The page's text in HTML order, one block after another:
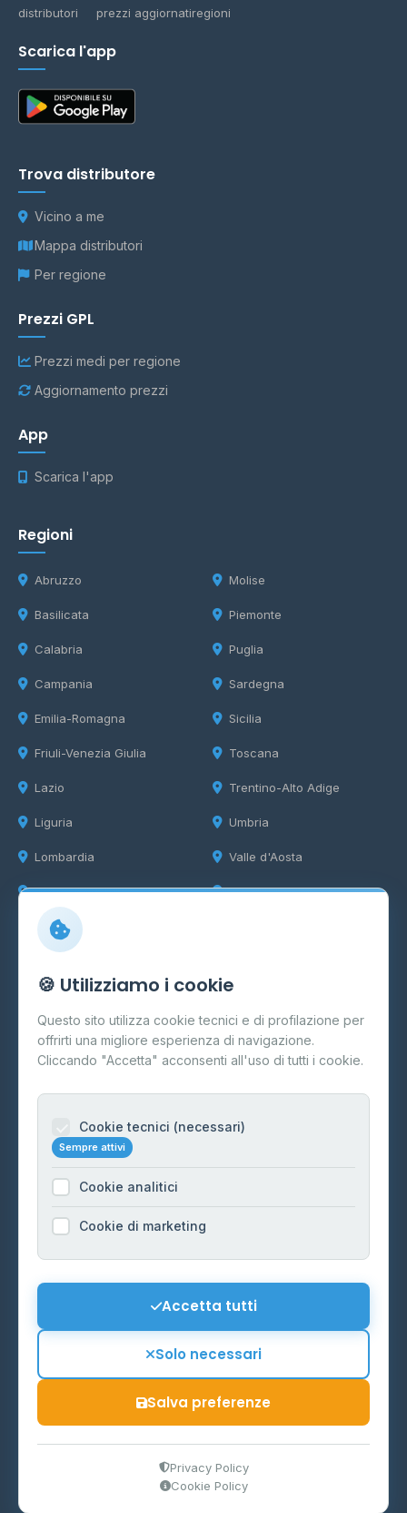
distributori prezzi aggiornatiregioni
Scarica l'app
Trova distributore
Vicino a me
Mappa distributori
Per regione
Prezzi GPL
Prezzi medi per regione
Aggiornamento prezzi
App
Scarica l'app
Regioni
Abruzzo
Basilicata
Calabria
Campania
Emilia-Romagna
Friuli-Venezia Giulia
Lazio
Liguria
Lombardia
Marche
Molise
Piemonte
Puglia
Sardegna
Sicilia
Toscana
Trentino-Alto Adige
Umbria
Valle d'Aosta
Veneto
Info
Cos'è il GPL
FAQ
Contatti
Informazioni legali
Cookie Policy
Preferenze Cookie
Mappa del sito
P.IVA 03859300364
Ministero delle Imprese e del Made in Italy
🍪 Utilizziamo i cookie
Questo sito utilizza cookie tecnici e di profilazione per
offrirti una migliore esperienza di navigazione.
Cliccando "Accetta" acconsenti all'uso di tutti i cookie.
Cookie tecnici (necessari)
Sempre attivi
Cookie analitici
Cookie di marketing
Accetta tutti
Solo necessari
Salva preferenze
Privacy Policy
Cookie Policy